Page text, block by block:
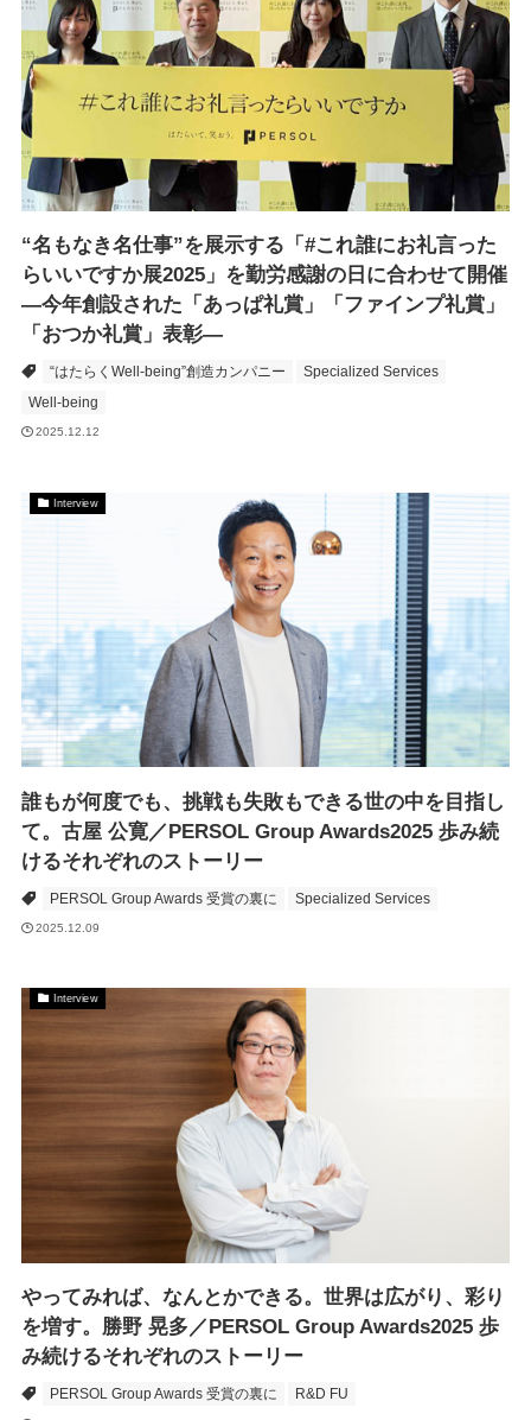
“名もなき名仕事”を展示する「#これ誰にお礼言った
らいいですか展2025」を勤労感謝の日に合わせて開催
―今年創設された「あっぱ礼賞」「ファインプ礼賞」
「おつか礼賞」表彰―
“はたらくWell-being”創造カンパニー
Specialized Services
Well-being
2025.12.12
Interview
誰もが何度でも、挑戦も失敗もできる世の中を目指し
て。古屋 公寛／PERSOL Group Awards2025 歩み続
けるそれぞれのストーリー
PERSOL Group Awards 受賞の裏に Specialized Services
2025.12.09
Interview
やってみれば、なんとかできる。世界は広がり、彩り
を増す。勝野 晃多／PERSOL Group Awards2025 歩
み続けるそれぞれのストーリー
PERSOL Group Awards 受賞の裏に R&D FU